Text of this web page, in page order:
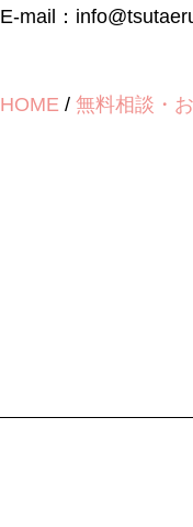
E-mail：
HOME / 無料相談・